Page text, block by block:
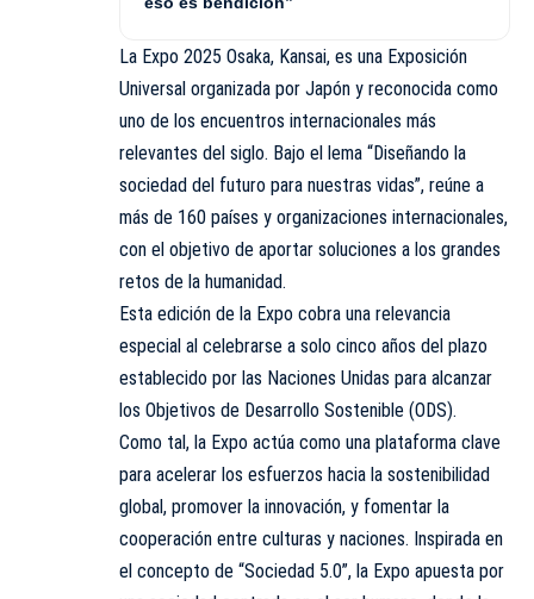
La Expo 2025 Osaka, Kansai, es una Exposición
Universal organizada por Japón y reconocida como
uno de los encuentros internacionales más
relevantes del siglo. Bajo el lema “Diseñando la
sociedad del futuro para nuestras vidas”, reúne a
más de 160 países y organizaciones internacionales,
con el objetivo de aportar soluciones a los grandes
retos de la humanidad.
Esta edición de la Expo cobra una relevancia
especial al celebrarse a solo cinco años del plazo
establecido por las Naciones Unidas para alcanzar
los Objetivos de Desarrollo Sostenible (ODS).
Como tal, la Expo actúa como una plataforma clave
para acelerar los esfuerzos hacia la sostenibilidad
global, promover la innovación, y fomentar la
cooperación entre culturas y naciones. Inspirada en
el concepto de “Sociedad 5.0”, la Expo apuesta por